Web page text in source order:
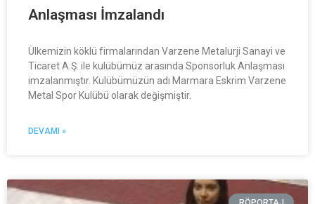
Anlaşması İmzalandı
Ülkemizin köklü firmalarından Varzene Metalurji Sanayi ve
Ticaret A.Ş. ile kulübümüz arasında Sponsorluk Anlaşması
imzalanmıştır. Kulübümüzün adı Marmara Eskrim Varzene
Metal Spor Kulübü olarak değişmiştir.
DEVAMI »